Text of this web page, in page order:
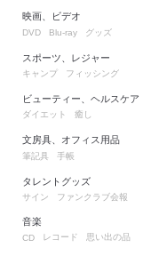
映画、ビデオ
DVD Blu-ray グッズ
スポーツ、レジャー
キャンプ フィッシング
ビューティー、ヘルスケア
ダイエット 癒し
文房具、オフィス用品
筆記具 手帳
タレントグッズ
サイン ファンクラブ会報
音楽
CD レコード 思い出の品